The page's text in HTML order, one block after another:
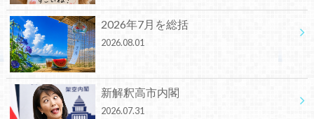
2026年7月を総括
2026.08.01
新解釈高市内閣
2026.07.31